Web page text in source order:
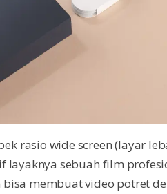
rasio wide screen (layar
layaknya sebuah film
membuat video potret